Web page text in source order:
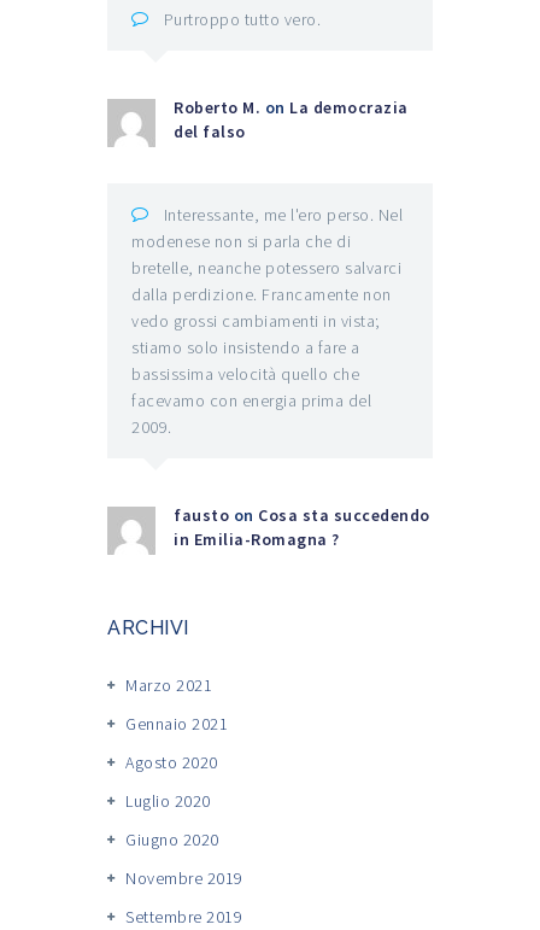
Purtroppo tutto vero.
Roberto M. on La democrazia
del falso
Interessante, me l'ero perso. Nel
modenese non si parla che di
bretelle, neanche potessero salvarci
dalla perdizione. Francamente non
vedo grossi cambiamenti in vista;
stiamo solo insistendo a fare a
bassissima velocità quello che
facevamo con energia prima del
2009.
fausto on Cosa sta succedendo
in Emilia-Romagna ?
ARCHIVI
Marzo 2021
Gennaio 2021
Agosto 2020
Luglio 2020
Giugno 2020
Novembre 2019
Settembre 2019